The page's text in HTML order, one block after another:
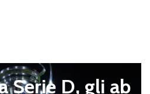
sosta: Busatto